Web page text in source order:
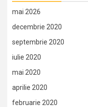
mai 2026
decembrie 2020
septembrie 2020
iulie 2020
mai 2020
aprilie 2020
februarie 2020